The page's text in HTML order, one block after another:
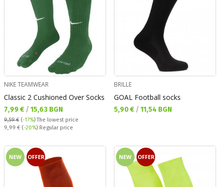
NIKE TEAMWEAR
Classic 2 Cushioned Over Socks
Текуща цена:
7,99 € / 15,63 BGN
9,59 € (-17%)The lowest price
Regular price:
9,99 € (-20%) Regular price
BRILLE
GOAL Football socks
Текуща цена:
5,90 € / 11,54 BGN
NEW OFFER NEW OFFER